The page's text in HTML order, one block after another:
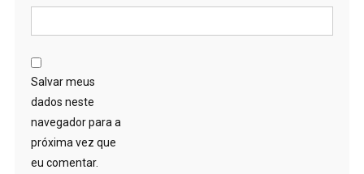
Salvar meus
dados neste
navegador para a
próxima vez que
eu comentar.